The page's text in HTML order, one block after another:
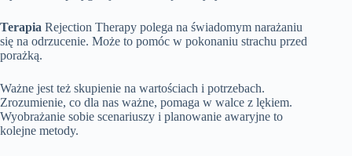
Terapia Rejection Therapy polega na świadomym narażaniu
się na odrzucenie. Może to pomóc w pokonaniu strachu przed
porażką.
Ważne jest też skupienie na wartościach i potrzebach.
Zrozumienie, co dla nas ważne, pomaga w walce z lękiem.
Wyobrażanie sobie scenariuszy i planowanie awaryjne to
kolejne metody.